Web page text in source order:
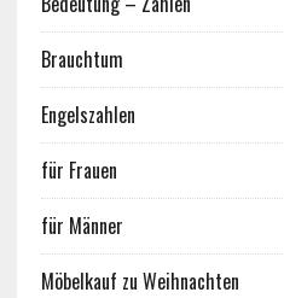
Brauchtum
Engelszahlen
für Frauen
für Männer
Möbelkauf zu Weihnachten